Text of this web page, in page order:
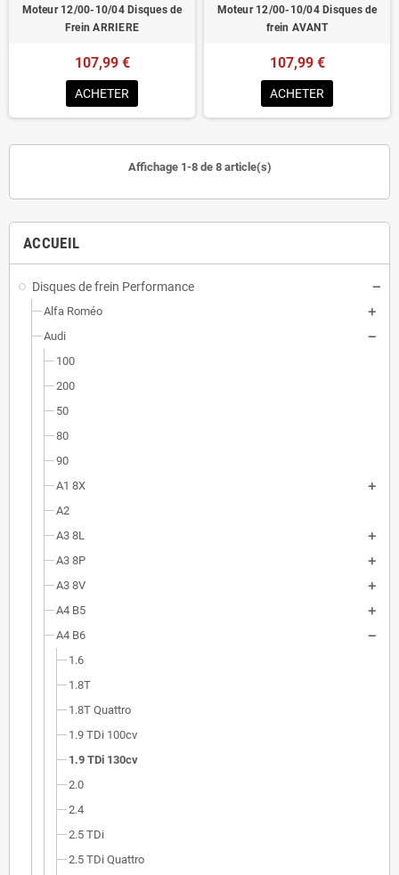
ACCUEIL
Disques de frein Performance
Alfa Roméo
Audi
100
200
50
80
90
A1 8X
A2
A3 8L
A3 8P
A3 8V
A4 B5
A4 B6
1.6
1.8T
1.8T Quattro
1.9 TDi 100cv
1.9 TDi 130cv
2.0
2.4
2.5 TDi
2.5 TDi Quattro
Moteur 12/00-10/04 Disques de
Frein ARRIERE
107,99 €
ACHETER
Moteur 12/00-10/04 Disques de
frein AVANT
107,99 €
ACHETER
Affichage 1-8 de 8 article(s)